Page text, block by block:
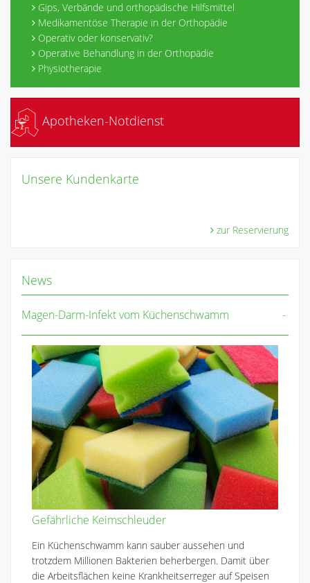
Gips, Verbände und orthopädische Hilfsmittel
Medikamentöse Therapie in der Orthopädie
Operativ oder konservativ?
Operative Behandlung in der Orthopädie
Physiotherapie
Apotheken-Notdienst
Unsere Kundenkarte
zur Reservierung
News
Magen-Darm-Infekt vom Küchenschwamm
Gefährliche Keimschleuder
Ein Küchenschwamm kann sauber aussehen und
trotzdem Millionen Bakterien beherbergen. Damit über
die Arbeitsflächen keine Krankheitserreger auf Speisen